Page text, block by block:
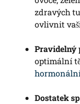
zdravých
ovlivnit
Pravidelný
optimální
Dostatek